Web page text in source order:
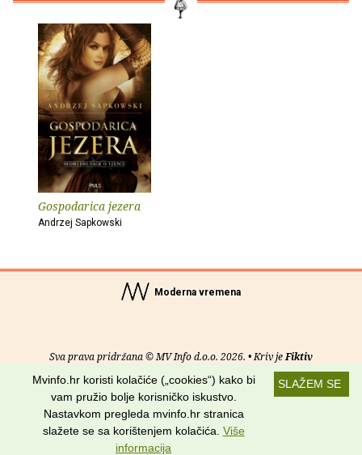
Gospodarica jezera
Andrzej Sapkowski
Moderna vremena
Sva prava pridržana © MV Info d.o.o. 2026. • Kriv jeFiktiv
Uvjeti korištenja RSS kanali
Potraži nas na:
SLAŽEM SE
Mvinfo.hr koristi kolačiće („cookies“) kako bi
vam pružio bolje korisničko iskustvo.
Nastavkom pregleda mvinfo.hr stranica
slažete se sa korištenjem kolačića. Više
informacija